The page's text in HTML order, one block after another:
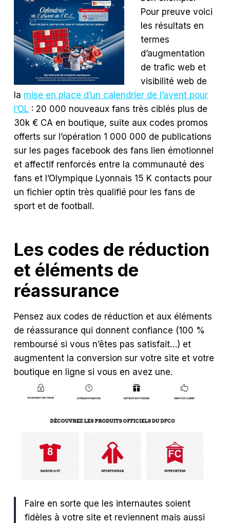
Pour preuve voici
les résultats en
termes
d’augmentation
de trafic web et
visibilité web de
la mise en place d’un calendrier de l’avent pour
l’OL : 20 000 nouveaux fans très ciblés plus de
30k € CA en boutique, suite aux codes promos
offerts sur l’opération 1 000 000 de publications
sur les pages facebook des fans lien émotionnel
et affectif renforcés entre la communauté des
fans et l’Olympique Lyonnais 15 K contacts pour
un fichier optin très qualifié pour les fans de
sport et de football.
Les codes de réduction
et éléments de
réassurance
Pensez aux codes de réduction et aux éléments
de réassurance qui donnent confiance (100 %
remboursé si vous n’êtes pas satisfait…) et
augmentent la conversion sur votre site et votre
boutique en ligne si vous en avez une.
Faire en sorte que les internautes soient
fidèles à votre site et reviennent mais aussi